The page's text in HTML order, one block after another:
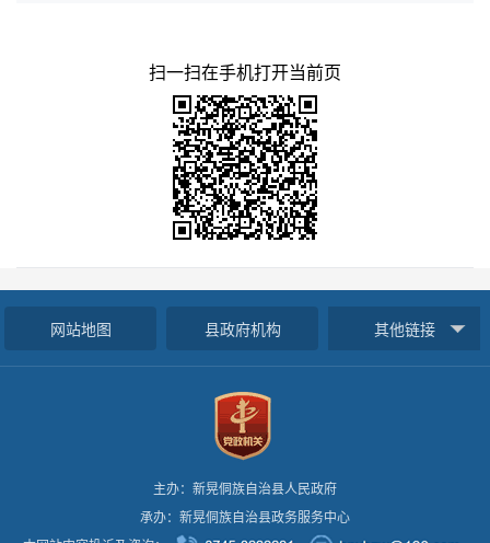
扫一扫在手机打开当前页
网站地图 县政府机构 其他链接
主办：新晃侗族自治县人民政府
承办：新晃侗族自治县政务服务中心